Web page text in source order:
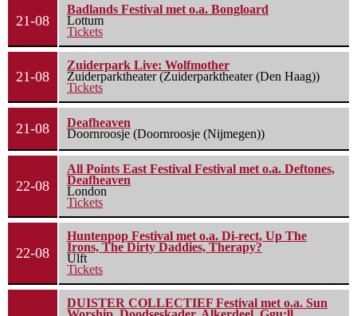
21-08
Badlands Festival met o.a. Bongloard
Lottum
Tickets
21-08
Zuiderpark Live: Wolfmother
Zuiderparktheater (Zuiderparktheater (Den Haag))
Tickets
21-08
Deafheaven
Doornroosje (Doornroosje (Nijmegen))
22-08
All Points East Festival Festival met o.a. Deftones,
Deafheaven
London
Tickets
22-08
Huntenpop Festival met o.a. Di-rect, Up The
Irons, The Dirty Daddies, Therapy?
Ulft
Tickets
DUISTER COLLECTIEF Festival met o.a. Sun